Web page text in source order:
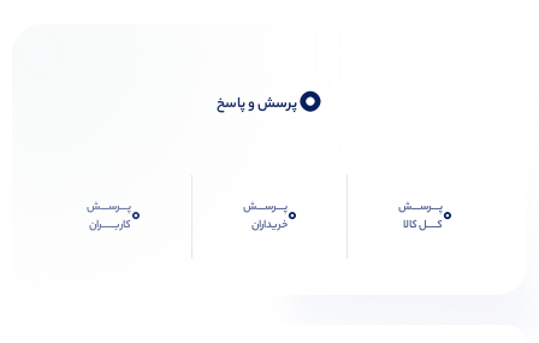
0پرسش و پاسخ
0پـــرســـش
کــــل کالا
0پـــرســـش
خریداران
0پـــرســـش
کاربـــــران